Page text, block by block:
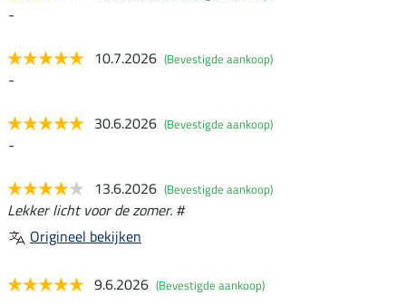
-
10.7.2026 (Bevestigde aankoop)
-
30.6.2026 (Bevestigde aankoop)
-
13.6.2026 (Bevestigde aankoop)
Lekker licht voor de zomer. #
Origineel bekijken
9.6.2026 (Bevestigde aankoop)